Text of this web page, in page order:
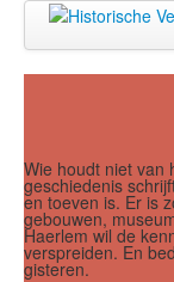
Zien
Lezen
Over ons
Wie houdt niet van
geschiedenis
en toeven is. Er is
gebouwen,
Haerlem wil de
verspreiden. En
gisteren.
Jaar Maand